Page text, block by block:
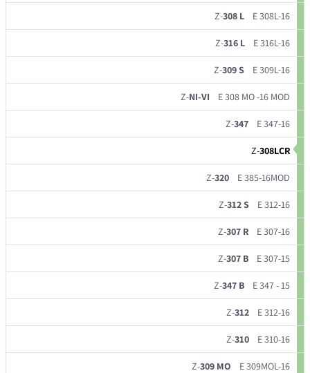
Z-308 L E 308L-16
Z-316 L E 316L-16
Z-309 S E 309L-16
Z-NI-VI E 308 MO -16 MOD
Z-347 E 347-16
Z-308LCR
Z-320 E 385-16MOD
Z-312 S E 312-16
Z-307 R E 307-16
Z-307 B E 307-15
Z-347 B E 347 - 15
Z-312 E 312-16
Z-310 E 310-16
Z-309 MO E 309MOL-16